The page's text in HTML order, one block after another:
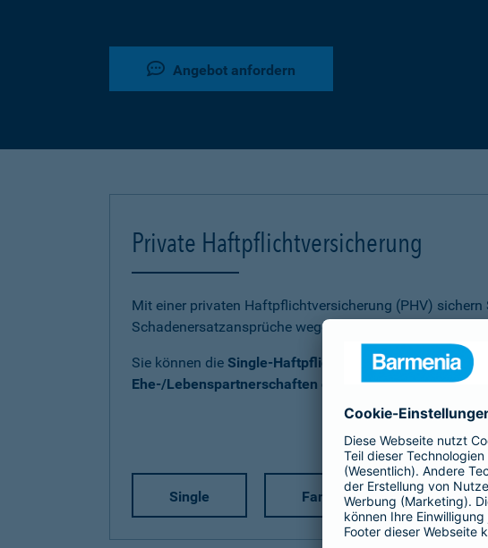
Angebot anfordern
Private Haftpflichtversicherung
Mit einer privaten Haftpflichtversicherung (PHV) sichern
Schadenersatzansprüche wegen Personen-, Sach- und
Sie können die Single-Haftpflicht Familien-Haftpflicht
Ehe-/Lebenspartnerschaften ohne Kind(er)als Basis-,
Single Familie